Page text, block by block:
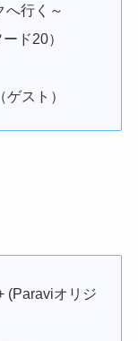
へ行く～
ド20）
スト）
(Paraviオリジ